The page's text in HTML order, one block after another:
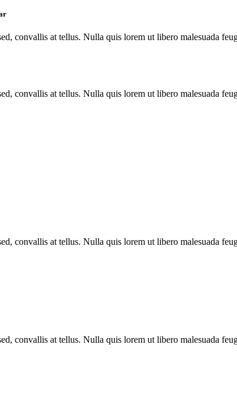
convallis at tellus. Nulla quis lorem ut libero malesuada
convallis at tellus. Nulla quis lorem ut libero malesuada
convallis at tellus. Nulla quis lorem ut libero malesuada
convallis at tellus. Nulla quis lorem ut libero malesuada